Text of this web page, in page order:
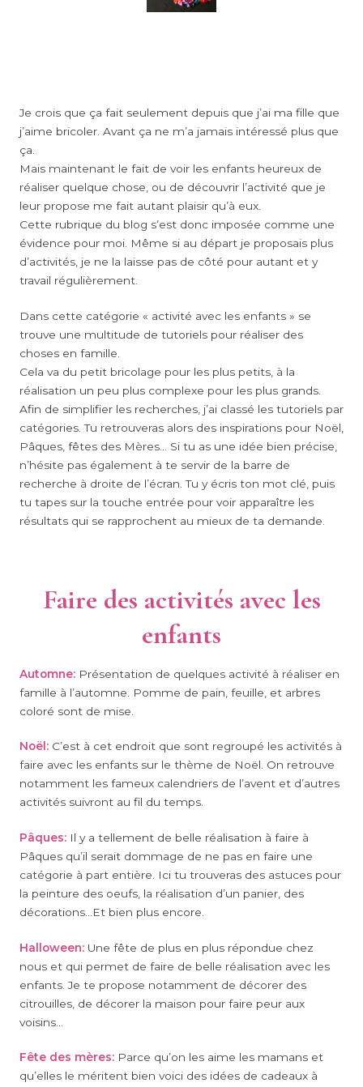
Je crois que ça fait seulement depuis que j’ai ma fille que
j’aime bricoler. Avant ça ne m’a jamais intéressé plus que
ça.
Mais maintenant le fait de voir les enfants heureux de
réaliser quelque chose, ou de découvrir l’activité que je
leur propose me fait autant plaisir qu’à eux.
Cette rubrique du blog s’est donc imposée comme une
évidence pour moi. Même si au départ je proposais plus
d’activités, je ne la laisse pas de côté pour autant et y
travail régulièrement.
Dans cette catégorie « activité avec les enfants » se
trouve une multitude de tutoriels pour réaliser des
choses en famille.
Cela va du petit bricolage pour les plus petits, à la
réalisation un peu plus complexe pour les plus grands.
Afin de simplifier les recherches, j’ai classé les tutoriels par
catégories. Tu retrouveras alors des inspirations pour Noël,
Pâques, fêtes des Mères… Si tu as une idée bien précise,
n’hésite pas également à te servir de la barre de
recherche à droite de l’écran. Tu y écris ton mot clé, puis
tu tapes sur la touche entrée pour voir apparaître les
résultats qui se rapprochent au mieux de ta demande.
Faire des activités avec les
enfants
Automne: Présentation de quelques activité à réaliser en
famille à l’automne. Pomme de pain, feuille, et arbres
coloré sont de mise.
Noël: C’est à cet endroit que sont regroupé les activités à
faire avec les enfants sur le thème de Noël. On retrouve
notamment les fameux calendriers de l’avent et d’autres
activités suivront au fil du temps.
Pâques: Il y a tellement de belle réalisation à faire à
Pâques qu’il serait dommage de ne pas en faire une
catégorie à part entière. Ici tu trouveras des astuces pour
la peinture des oeufs, la réalisation d’un panier, des
décorations…Et bien plus encore.
Halloween: Une fête de plus en plus répondue chez
nous et qui permet de faire de belle réalisation avec les
enfants. Je te propose notamment de décorer des
citrouilles, de décorer la maison pour faire peur aux
voisins…
Fête des mères: Parce qu’on les aime les mamans et
qu’elles le méritent bien voici des idées de cadeaux à